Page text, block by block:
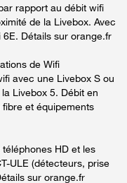
rapport au débit wifi
de la Livebox. Avec
Détails sur orange.fr
de Wifi
avec une Livebox S ou
Livebox 5. Débit en
et équipements
HD et les
ULE (détecteurs, prise
sur orange.fr